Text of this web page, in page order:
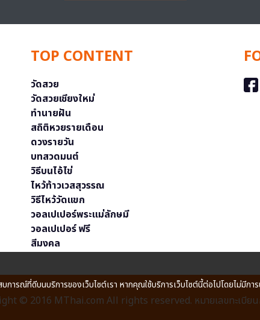
TOP CONTENT
วัดสวย
วัดสวยเชียงใหม่
ทำนายฝัน
สถิติหวยรายเดือน
ดวงรายวัน
บทสวดมนต์
วิธีบนไอ้ไข่
ไหว้ท้าวเวสสุวรรณ
วิธีไหว้วัดแขก
วอลเปเปอร์พระแม่ลักษมี
วอลเปเปอร์ ฟรี
สีมงคล
© 2016 MThai.com All rights reserved. หมายเลขทะเบีย
ารณ์ที่ดีบนบริการของเว็บไซต์เรา หากคุณใช้บริการเว็บไซต์นี้ต่อไปโดยไม่มีก